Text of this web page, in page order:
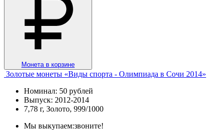
Монета в корзине
Золотые монеты «Виды спорта - Олимпиада в Сочи 2014»
Номинал: 50 рублей
Выпуск: 2012-2014
7,78 г, Золото, 999/1000
Мы выкупаем:звоните!